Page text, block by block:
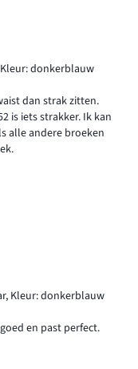
Kleur: donkerblauw
dan strak zitten.
is iets strakker. Ik kan
alle andere broeken
Kleur: donkerblauw
en past perfect.